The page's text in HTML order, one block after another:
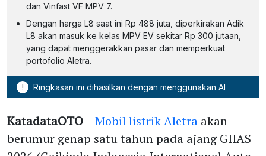
dan Vinfast VF MPV 7.
Dengan harga L8 saat ini Rp 488 juta, diperkirakan Adik
L8 akan masuk ke kelas MPV EV sekitar Rp 300 jutaan,
yang dapat menggerakkan pasar dan memperkuat
portofolio Aletra.
! Ringkasan ini dihasilkan dengan menggunakan AI
KatadataOTO–Mobil listrikAletra akan
berumur genap satu tahun pada ajang GIIAS